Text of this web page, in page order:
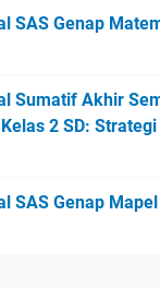
SAS Genap
Sumatif Akhir
2 SD:
SAS Genap